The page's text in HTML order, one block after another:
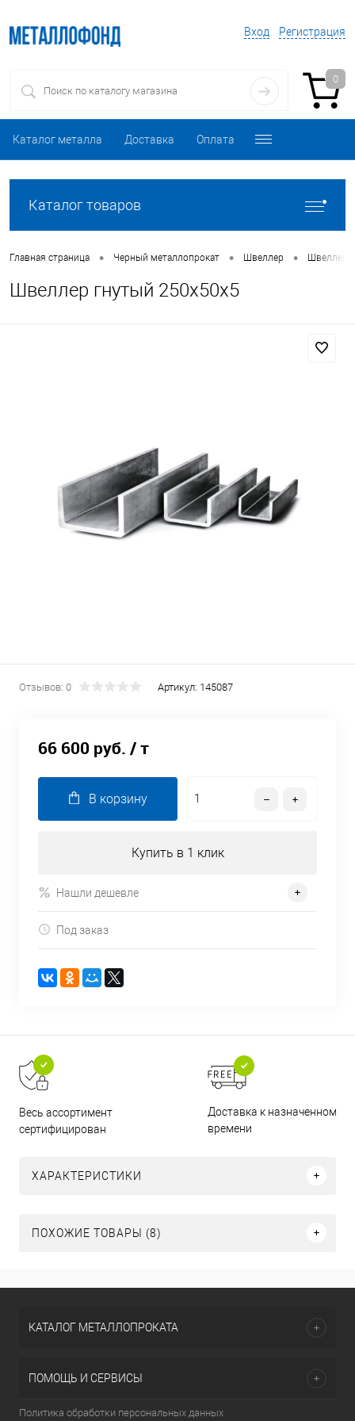
Вход Регистрация
0
Каталог металла Доставка Оплата
Каталог товаров
Главная страница • Черный металлопрокат • Швеллер • Швеллер
Швеллер гнутый 250х50х5
Отзывов: 0 Артикул: 145087
66 600 руб. / т
В корзину
Купить в 1 клик
Нашли дешевле
Под заказ
Весь ассортимент
сертифицирован
Доставка к назначенному
времени
ХАРАКТЕРИСТИКИ
ПОХОЖИЕ ТОВАРЫ (8)
КАТАЛОГ МЕТАЛЛОПРОКАТА
ПОМОЩЬ И СЕРВИСЫ
Политика обработки персональных данных